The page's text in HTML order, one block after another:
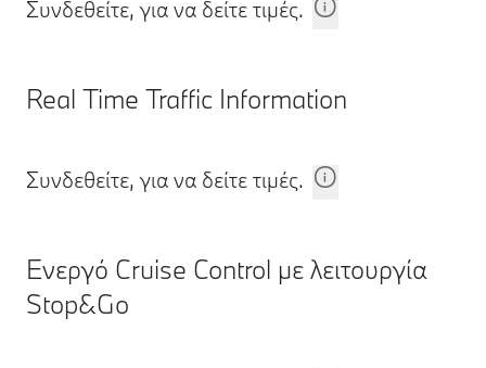
Συνδεθείτε, για να δείτε τιμές.
Real Time Traffic Information
Συνδεθείτε, για να δείτε τιμές.
Ενεργό Cruise Control με λειτουργία
Stop&Go